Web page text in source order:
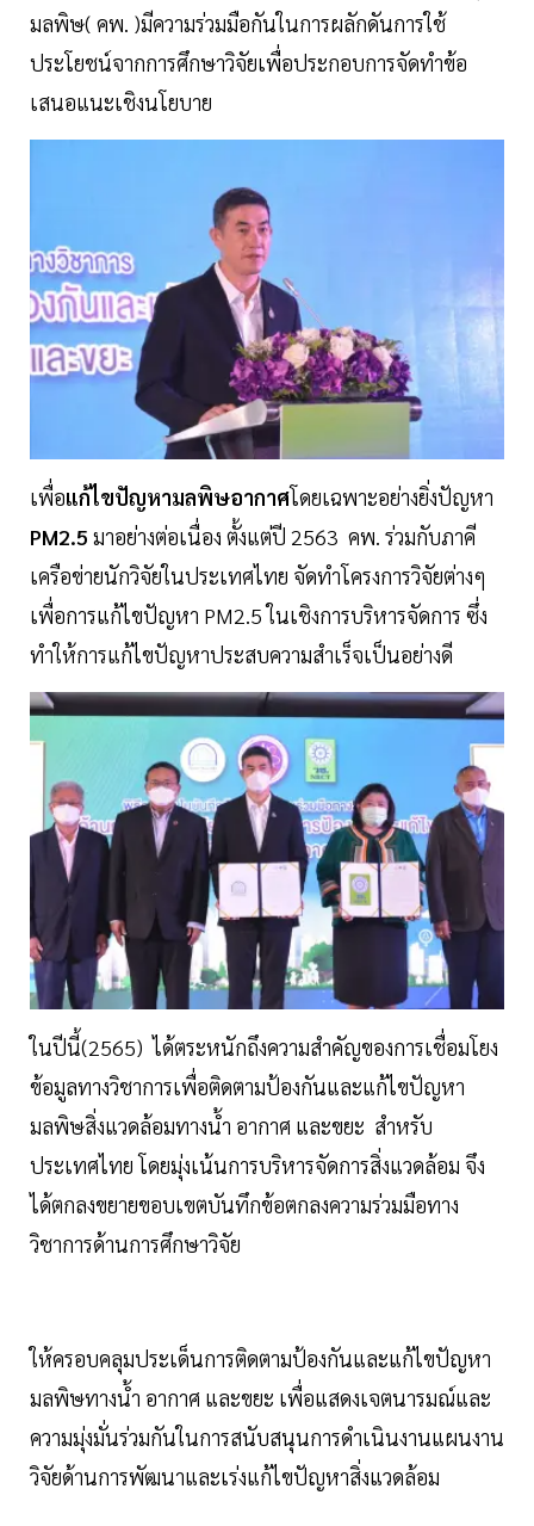
มลพิษ( คพ. )มีความร่วมมือกันในการผลักดันการใช้
ประโยชน์จากการศึกษาวิจัยเพื่อประกอบการจัดทำข้อ
เสนอแนะเชิงนโยบาย
เพื่อแก้ไขปัญหามลพิษอากาศโดยเฉพาะอย่างยิ่งปัญหา
PM2.5 มาอย่างต่อเนื่อง ตั้งแต่ปี 2563 คพ. ร่วมกับภาคี
เครือข่ายนักวิจัยในประเทศไทย จัดทำโครงการวิจัยต่างๆ
เพื่อการแก้ไขปัญหา PM2.5 ในเชิงการบริหารจัดการ ซึ่ง
ทำให้การแก้ไขปัญหาประสบความสำเร็จเป็นอย่างดี
ในปีนี้(2565) ได้ตระหนักถึงความสำคัญของการเชื่อมโยง
ข้อมูลทางวิชาการเพื่อติดตามป้องกันและแก้ไขปัญหา
มลพิษสิ่งแวดล้อมทางน้ำ อากาศ และขยะ สำหรับ
ประเทศไทย โดยมุ่งเน้นการบริหารจัดการสิ่งแวดล้อม จึง
ได้ตกลงขยายขอบเขตบันทึกข้อตกลงความร่วมมือทาง
วิชาการด้านการศึกษาวิจัย
ให้ครอบคลุมประเด็นการติดตามป้องกันและแก้ไขปัญหา
มลพิษทางน้ำ อากาศ และขยะ เพื่อแสดงเจตนารมณ์และ
ความมุ่งมั่นร่วมกันในการสนับสนุนการดำเนินงานแผนงาน
วิจัยด้านการพัฒนาและเร่งแก้ไขปัญหาสิ่งแวดล้อม